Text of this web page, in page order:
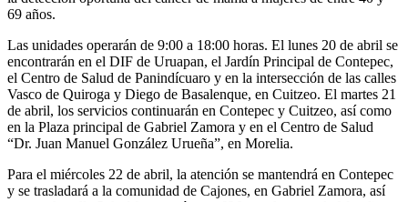
69 años.
Las unidades operarán de 9:00 a 18:00 horas. El lunes 20 de abril se
encontrarán en el DIF de Uruapan, el Jardín Principal de Contepec,
el Centro de Salud de Panindícuaro y en la intersección de las calles
Vasco de Quiroga y Diego de Basalenque, en Cuitzeo. El martes 21
de abril, los servicios continuarán en Contepec y Cuitzeo, así como
en la Plaza principal de Gabriel Zamora y en el Centro de Salud
“Dr. Juan Manuel González Urueña”, en Morelia.
Para el miércoles 22 de abril, la atención se mantendrá en Contepec
y se trasladará a la comunidad de Cajones, en Gabriel Zamora, así